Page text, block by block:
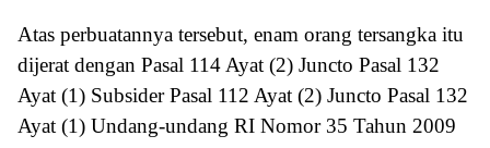
Atas perbuatannya tersebut, enam orang tersangka itu
dijerat dengan Pasal 114 Ayat (2) Juncto Pasal 132
Ayat (1) Subsider Pasal 112 Ayat (2) Juncto Pasal 132
Ayat (1) Undang-undang RI Nomor 35 Tahun 2009